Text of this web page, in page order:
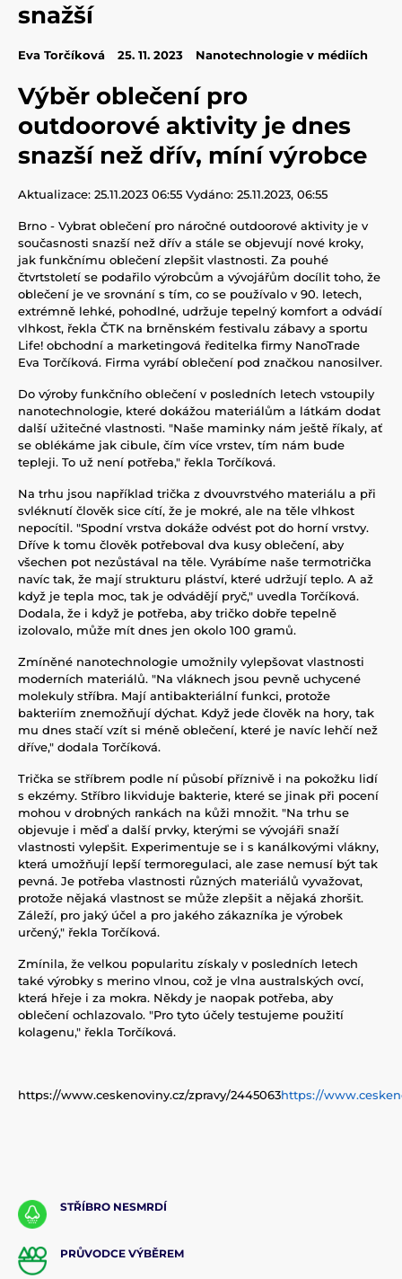
snažší
Eva Torčíková 25. 11. 2023 Nanotechnologie v médiích
Výběr oblečení pro
outdoorové aktivity je dnes
snazší než dřív, míní výrobce
Aktualizace: 25.11.2023 06:55 Vydáno: 25.11.2023, 06:55
Brno - Vybrat oblečení pro náročné outdoorové aktivity je v
současnosti snazší než dřív a stále se objevují nové kroky,
jak funkčnímu oblečení zlepšit vlastnosti. Za pouhé
čtvrtstoletí se podařilo výrobcům a vývojářům docílit toho, že
oblečení je ve srovnání s tím, co se používalo v 90. letech,
extrémně lehké, pohodlné, udržuje tepelný komfort a odvádí
vlhkost, řekla ČTK na brněnském festivalu zábavy a sportu
Life! obchodní a marketingová ředitelka firmy NanoTrade
Eva Torčíková. Firma vyrábí oblečení pod značkou nanosilver.
Do výroby funkčního oblečení v posledních letech vstoupily
nanotechnologie, které dokážou materiálům a látkám dodat
další užitečné vlastnosti. "Naše maminky nám ještě říkaly, ať
se oblékáme jak cibule, čím více vrstev, tím nám bude
tepleji. To už není potřeba," řekla Torčíková.
Na trhu jsou například trička z dvouvrstvého materiálu a při
svléknutí člověk sice cítí, že je mokré, ale na těle vlhkost
nepocítil. "Spodní vrstva dokáže odvést pot do horní vrstvy.
Dříve k tomu člověk potřeboval dva kusy oblečení, aby
všechen pot nezůstával na těle. Vyrábíme naše termotrička
navíc tak, že mají strukturu pláství, které udržují teplo. A až
když je tepla moc, tak je odvádějí pryč," uvedla Torčíková.
Dodala, že i když je potřeba, aby tričko dobře tepelně
izolovalo, může mít dnes jen okolo 100 gramů.
Zmíněné nanotechnologie umožnily vylepšovat vlastnosti
moderních materiálů. "Na vláknech jsou pevně uchycené
molekuly stříbra. Mají antibakteriální funkci, protože
bakteriím znemožňují dýchat. Když jede člověk na hory, tak
mu dnes stačí vzít si méně oblečení, které je navíc lehčí než
dříve," dodala Torčíková.
Trička se stříbrem podle ní působí příznivě i na pokožku lidí
s ekzémy. Stříbro likviduje bakterie, které se jinak při pocení
mohou v drobných rankách na kůži množit. "Na trhu se
objevuje i měď a další prvky, kterými se vývojáři snaží
vlastnosti vylepšit. Experimentuje se i s kanálkovými vlákny,
která umožňují lepší termoregulaci, ale zase nemusí být tak
pevná. Je potřeba vlastnosti různých materiálů vyvažovat,
protože nějaká vlastnost se může zlepšit a nějaká zhoršit.
Záleží, pro jaký účel a pro jakého zákazníka je výrobek
určený," řekla Torčíková.
Zmínila, že velkou popularitu získaly v posledních letech
také výrobky s merino vlnou, což je vlna australských ovcí,
která hřeje i za mokra. Někdy je naopak potřeba, aby
oblečení ochlazovalo. "Pro tyto účely testujeme použití
kolagenu," řekla Torčíková.
https://www.ceskenoviny.cz/zpravy/2445063https://
STŘÍBRO NESMRDÍ
PRŮVODCE VÝBĚREM